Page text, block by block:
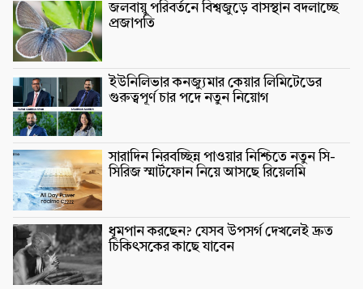
জলবায়ু পরিবর্তনে বিশ্বজুড়ে বাসস্থান বদলাচ্ছে
প্রজাপতি
ইউনিলিভার কনজ্যুমার কেয়ার লিমিটেডের
গুরুত্বপূর্ণ চার পদে নতুন নিয়োগ
সারাদিন নিরবচ্ছিন্ন পাওয়ার নিশ্চিতে নতুন সি-
সিরিজ স্মার্টফোন নিয়ে আসছে রিয়েলমি
ধূমপান করছেন? যেসব উপসর্গ দেখলেই দ্রুত
চিকিৎসকের কাছে যাবেন